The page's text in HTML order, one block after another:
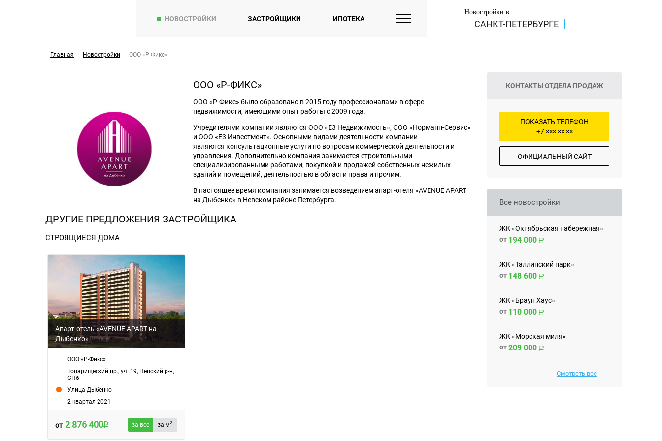
НОВОСТРОЙКИ ЗАСТРОЙЩИКИ ИПОТЕКА
Новостройки в:
САНКТ-ПЕТЕРБУРГЕ
Главная Новостройки ООО «Р-Фикс»
ООО «Р-ФИКС»
ООО «Р-Фикс» было образовано в 2015 году профессионалами в сфере
недвижимости, имеющими опыт работы с 2009 года.
Учредителями компании являются ООО «Е3 Недвижимость», ООО «Норманн-Сервис»
и ООО «Е3 Инвестмент». Основными видами деятельности компании
являются консультационные услуги по вопросам коммерческой деятельности и
управления. Дополнительно компания занимается строительными
специализированными работами, покупкой и продажей собственных нежилых
зданий и помещений, деятельностью в области права и прочим.
В настоящее время компания занимается возведением апарт-отеля «AVENUE APART
на Дыбенко» в Невском районе Петербурга.
ДРУГИЕ ПРЕДЛОЖЕНИЯ ЗАСТРОЙЩИКА
СТРОЯЩИЕСЯ ДОМА
Апарт-отель «AVENUE APART на
Дыбенко»
ООО «Р-Фикс»
Товарищеский пр., уч. 19, Невский р-н,
СПб
Улица Дыбенко
2 квартал 2021
от 2 876 400 за все за м2
КОНТАКТЫ ОТДЕЛА ПРОДАЖ
ПОКАЗАТЬ ТЕЛЕФОН
+7 ××× ×× ××
ОФИЦИАЛЬНЫЙ САЙТ
Все новостройки
ЖК «Октябрьская набережная»
от 194 000
ЖК «Таллинский парк»
от 148 600
ЖК «Браун Хаус»
от 110 000
ЖК «Морская миля»
от209 000
Смотреть все